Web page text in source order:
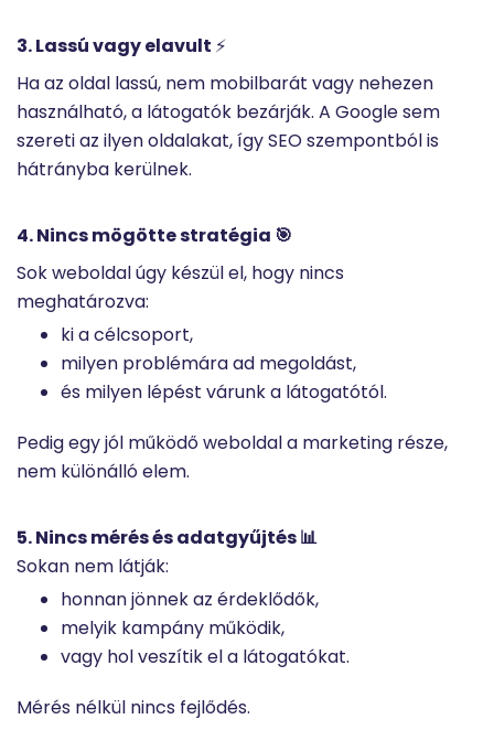
3. Lassú vagy elavult ⚡
Ha az oldal lassú, nem mobilbarát vagy nehezen
használható, a látogatók bezárják. A Google sem
szereti az ilyen oldalakat, így SEO szempontból is
hátrányba kerülnek.
4. Nincs mögötte stratégia 🎯
Sok weboldal úgy készül el, hogy nincs
meghatározva:
ki a célcsoport,
milyen problémára ad megoldást,
és milyen lépést várunk a látogatótól.
Pedig egy jól működő weboldal a marketing része,
nem különálló elem.
5. Nincs mérés és adatgyűjtés 📊
Sokan nem látják:
honnan jönnek az érdeklődők,
melyik kampány működik,
vagy hol veszítik el a látogatókat.
Mérés nélkül nincs fejlődés.